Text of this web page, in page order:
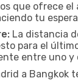
que ofrece
tu
La distancia
para el
entre uno y
a